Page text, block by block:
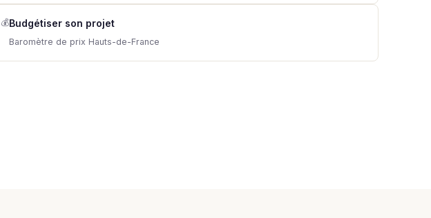
💰Budgétiser son projet
Baromètre de prix Hauts-de-France